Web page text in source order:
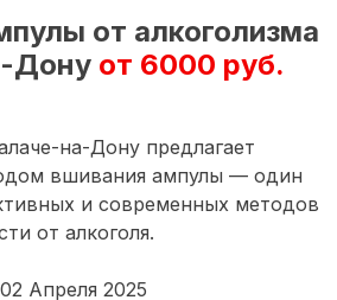
от алкоголизма
Дону от 6000 руб.
на-Дону предлагает
вшивания ампулы — один
и современных методов
от алкоголя.
Апреля 2025